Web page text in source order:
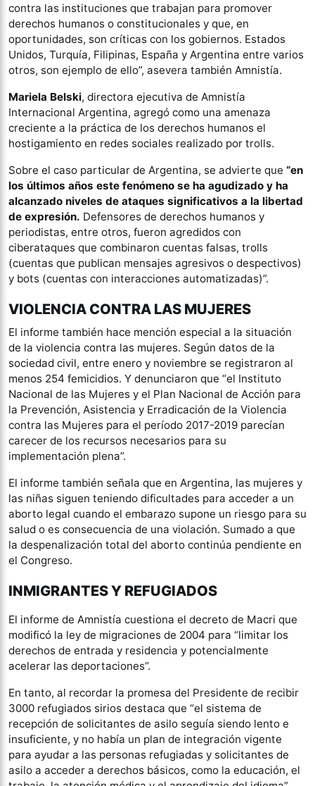
contra las instituciones que trabajan para promover
derechos humanos o constitucionales y que, en
oportunidades, son críticas con los gobiernos. Estados
Unidos, Turquía, Filipinas, España y Argentina entre varios
otros, son ejemplo de ello”, asevera también Amnistía.
Mariela Belski, directora ejecutiva de Amnistía
Internacional Argentina, agregó como una amenaza
creciente a la práctica de los derechos humanos el
hostigamiento en redes sociales realizado por trolls.
Sobre el caso particular de Argentina, se advierte que “en
los últimos años este fenómeno se ha agudizado y ha
alcanzado niveles de ataques significativos a la libertad
de expresión. Defensores de derechos humanos y
periodistas, entre otros, fueron agredidos con
ciberataques que combinaron cuentas falsas, trolls
(cuentas que publican mensajes agresivos o despectivos)
y bots (cuentas con interacciones automatizadas)”.
VIOLENCIA CONTRA LAS MUJERES
El informe también hace mención especial a la situación
de la violencia contra las mujeres. Según datos de la
sociedad civil, entre enero y noviembre se registraron al
menos 254 femicidios. Y denunciaron que “el Instituto
Nacional de las Mujeres y el Plan Nacional de Acción para
la Prevención, Asistencia y Erradicación de la Violencia
contra las Mujeres para el período 2017-2019 parecían
carecer de los recursos necesarios para su
implementación plena”.
El informe también señala que en Argentina, las mujeres y
las niñas siguen teniendo dificultades para acceder a un
aborto legal cuando el embarazo supone un riesgo para su
salud o es consecuencia de una violación. Sumado a que
la despenalización total del aborto continúa pendiente en
el Congreso.
INMIGRANTES Y REFUGIADOS
El informe de Amnistía cuestiona el decreto de Macri que
modificó la ley de migraciones de 2004 para “limitar los
derechos de entrada y residencia y potencialmente
acelerar las deportaciones”.
En tanto, al recordar la promesa del Presidente de recibir
3000 refugiados sirios destaca que “el sistema de
recepción de solicitantes de asilo seguía siendo lento e
insuficiente, y no había un plan de integración vigente
para ayudar a las personas refugiadas y solicitantes de
asilo a acceder a derechos básicos, como la educación, el